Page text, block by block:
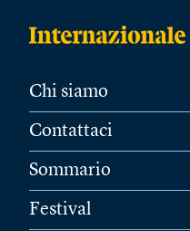
Chi siamo
Contattaci
Sommario
Festival